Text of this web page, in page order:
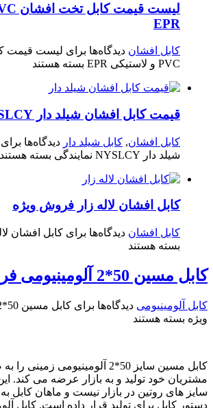
EPR
کابل افشان دیدگاه‌ها برای لیست قیمت
PVC و لاستیکی EPR
بسته هستند
قیمت کابل افشان شیلد دار NYSLCY نمایندگی
کابل افشان, کابل شیلد دار دیدگاه‌ها
شیلد دار NYSLCY نمایندگی
بسته هستند
کابل افشان لاله زار فروش ویژه
کابل افشان دیدگاه‌ها برای کابل افشان
بسته هستند
کابل مسین 50*2 آلومینیومی فروش ویژه
کابل آلومینیومی دیدگاه‌ها
ویژه بسته هستند
کابل مسین سایز 50*2 آلومینیومی
مشتریان خود تولید و به بازار عرضه می کند.
سایز های روتین در بازار نیست و ماهان کابل
دستور کابل برای تولید قرار داده است. کابل